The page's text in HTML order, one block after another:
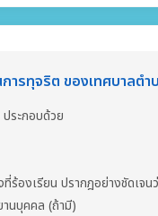
ารทุจริต ของเทศบาลตำ
ระกอบด้วย
องเรียน ปรากฎอย่างชัดเจน
นบุคคล (ถ้ามี)